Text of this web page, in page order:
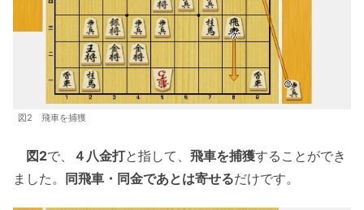
図2 飛車を捕獲
図2で、 ４八金打と指して、 飛車を捕獲することができ
ました。 同飛車・同金であとは寄せるだけです。